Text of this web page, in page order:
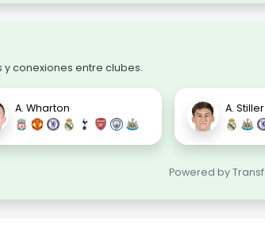
conexiones entre clubes.
A. Wharton A. Stiller
Powered by